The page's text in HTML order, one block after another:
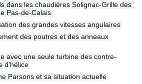
dans les chaudières Solignac-Grille des
Pas-de-Calais
des grandes vitesses angulaires
des poutres et des anneaux
avec une seule turbine des contre-
d'hélice
Parsons et sa situation actuelle